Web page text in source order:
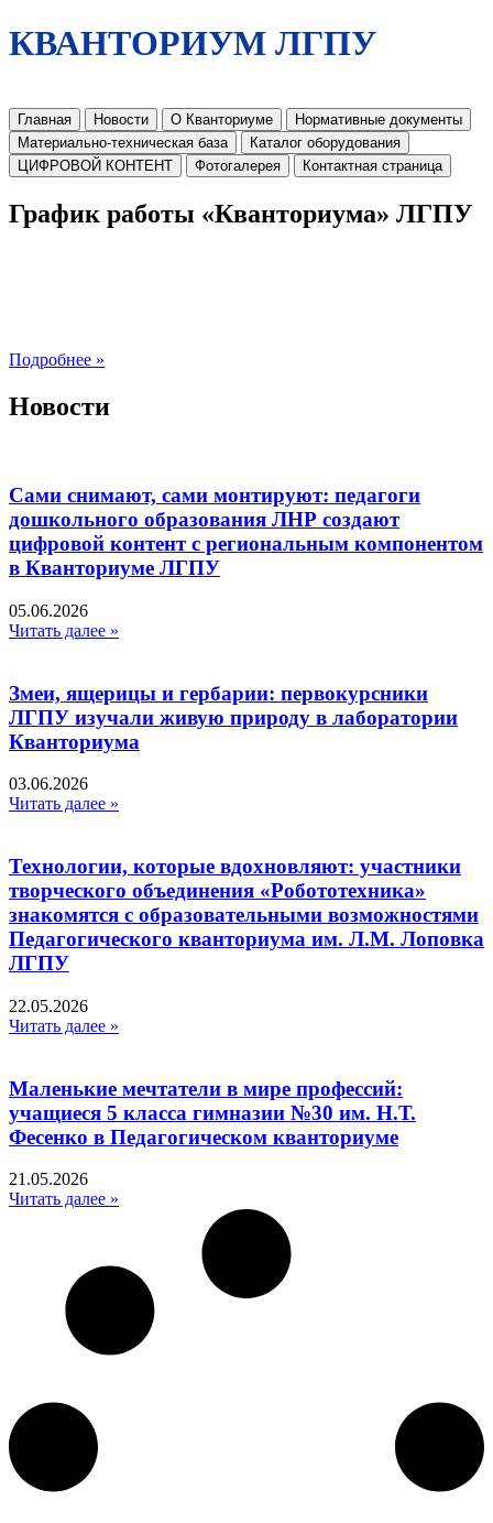
КВАНТОРИУМ ЛГПУ
Главная Новости О Кванториуме
Нормативные документы
Материально-техническая база
Каталог оборудования
ЦИФРОВОЙ КОНТЕНТ
Фотогалерея Контактная страница
График работы «Кванториума» ЛГПУ
Подробнее »
Новости
Сами снимают, сами монтируют: педагоги
дошкольного образования ЛНР создают
цифровой контент с региональным компонентом
в Кванториуме ЛГПУ​
05.06.2026
Читать далее »
Змеи, ящерицы и гербарии: первокурсники
ЛГПУ изучали живую природу в лаборатории
Кванториума
03.06.2026
Читать далее »
Технологии, которые вдохновляют: участники
творческого объединения «Робототехника»
знакомятся с образовательными возможностями
Педагогического кванториума им. Л.М. Лоповка
ЛГПУ
22.05.2026
Читать далее »
Маленькие мечтатели в мире профессий:
учащиеся 5 класса гимназии №30 им. Н.Т.
Фесенко в Педагогическом кванториуме
21.05.2026
Читать далее »